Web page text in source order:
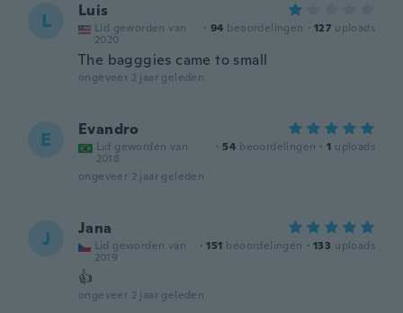
L Luis
Lid geworden van
2020
· 94 beoordelingen · 127 uploads
The bagggies came to small
ongeveer 2 jaar geleden
E Evandro
Lid geworden van
2018
· 54 beoordelingen · 1 uploads
ongeveer 2 jaar geleden
J Jana
Lid geworden van
2019
· 151 beoordelingen · 133 uploads
👍
ongeveer 2 jaar geleden